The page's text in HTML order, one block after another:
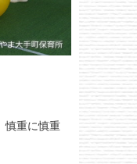
慎重に慎重